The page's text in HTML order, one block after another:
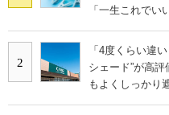
「一生これでい
2
「4度くらい違
シェード”が高
もよくしっかり